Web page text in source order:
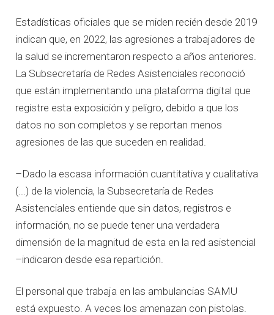
Estadísticas oficiales que se miden recién desde 2019
indican que, en 2022, las agresiones a trabajadores de
la salud se incrementaron respecto a años anteriores.
La Subsecretaría de Redes Asistenciales reconoció
que están implementando una plataforma digital que
registre esta exposición y peligro, debido a que los
datos no son completos y se reportan menos
agresiones de las que suceden en realidad.
–Dado la escasa información cuantitativa y cualitativa
(...) de la violencia, la Subsecretaría de Redes
Asistenciales entiende que sin datos, registros e
información, no se puede tener una verdadera
dimensión de la magnitud de esta en la red asistencial
–indicaron desde esa repartición.
El personal que trabaja en las ambulancias SAMU
está expuesto. A veces los amenazan con pistolas.